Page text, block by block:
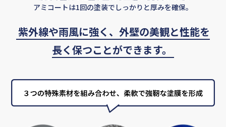
アミコートは1回の塗装でしっかりと厚みを確保。
紫外線や雨風に強く、 外壁の美観と性能を
長く保つことができます。